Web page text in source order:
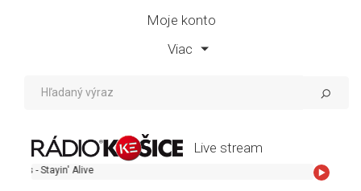
Moje konto
Viac
Live stream
Bee Gees -